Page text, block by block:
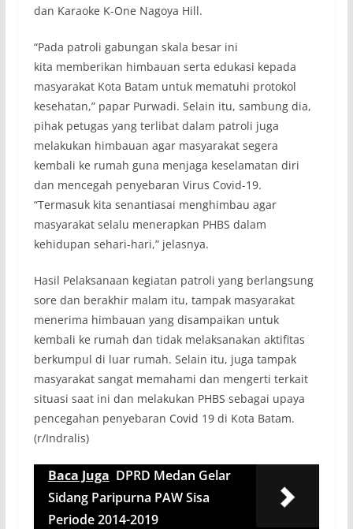
dan Karaoke K-One Nagoya Hill.
“Pada patroli gabungan skala besar ini
kita memberikan himbauan serta edukasi kepada
masyarakat Kota Batam untuk mematuhi protokol
kesehatan,” papar Purwadi. Selain itu, sambung dia,
pihak petugas yang terlibat dalam patroli juga
melakukan himbauan agar masyarakat segera
kembali ke rumah guna menjaga keselamatan diri
dan mencegah penyebaran Virus Covid-19.
“Termasuk kita senantiasai menghimbau agar
masyarakat selalu menerapkan PHBS dalam
kehidupan sehari-hari,” jelasnya.
Hasil Pelaksanaan kegiatan patroli yang berlangsung
sore dan berakhir malam itu, tampak masyarakat
menerima himbauan yang disampaikan untuk
kembali ke rumah dan tidak melaksanakan aktifitas
berkumpul di luar rumah. Selain itu, juga tampak
masyarakat sangat memahami dan mengerti terkait
situasi saat ini dan melakukan PHBS sebagai upaya
pencegahan penyebaran Covid 19 di Kota Batam.
(r/Indralis)
Baca Juga DPRD Medan Gelar
Sidang Paripurna PAW Sisa
Periode 2014-2019